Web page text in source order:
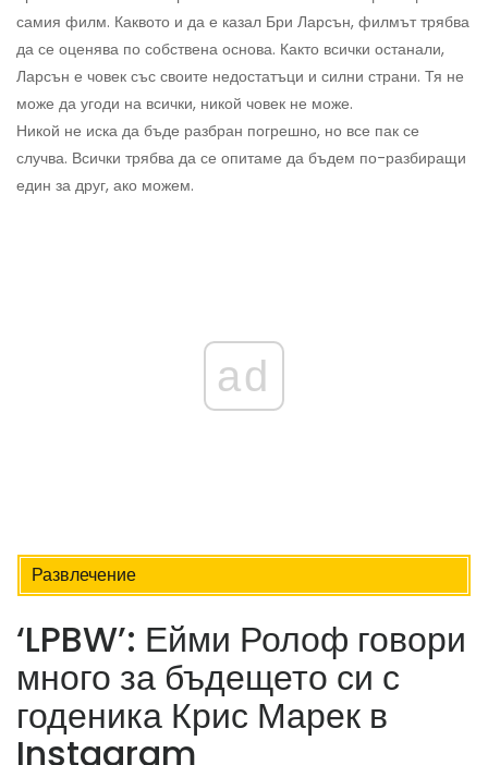
самия филм. Каквото и да е казал Бри Ларсън, филмът трябва
да се оценява по собствена основа. Както всички останали,
Ларсън е човек със своите недостатъци и силни страни. Тя не
може да угоди на всички, никой човек не може.
Никой не иска да бъде разбран погрешно, но все пак се
случва. Всички трябва да се опитаме да бъдем по-разбиращи
един за друг, ако можем.
ad
Развлечение
‘LPBW’: Ейми Ролоф говори
много за бъдещето си с
годеника Крис Марек в
Instagram